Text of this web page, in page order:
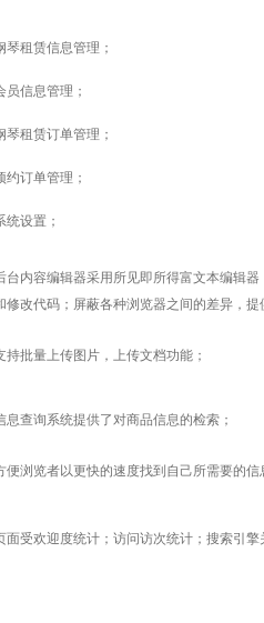
琴租赁信息管理；
员信息管理；
琴租赁订单管理；
约订单管理；
统设置；
台内容编辑器采用所见即所得富文本编辑
修改代码；屏蔽各种浏览器之间的差异，提
持批量上传图片，上传文档功能；
息查询系统提供了对商品信息的检索；
便浏览者以更快的速度找到自己所需要的
面受欢迎度统计；访问访次统计；搜索引